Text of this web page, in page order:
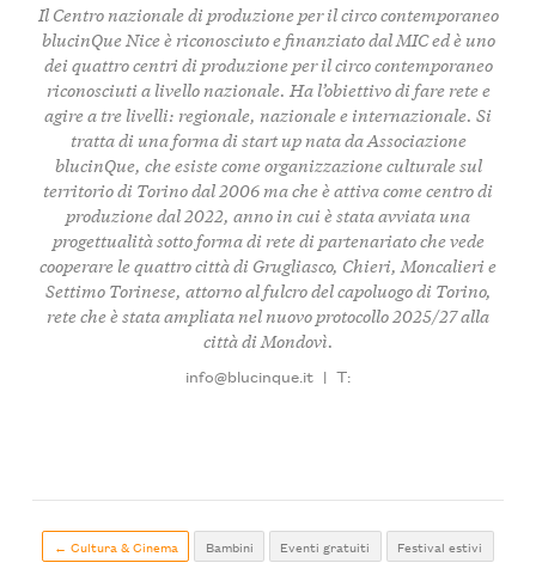
Il Centro nazionale di produzione per il circo contemporaneo
blucinQue Nice è riconosciuto e finanziato dal MIC ed è uno
dei quattro centri di produzione per il circo contemporaneo
riconosciuti a livello nazionale. Ha l’obiettivo di fare rete e
agire a tre livelli: regionale, nazionale e internazionale. Si
tratta di una forma di start up nata da Associazione
blucinQue, che esiste come organizzazione culturale sul
territorio di Torino dal 2006 ma che è attiva come centro di
produzione dal 2022, anno in cui è stata avviata una
progettualità sotto forma di rete di partenariato che vede
cooperare le quattro città di Grugliasco, Chieri, Moncalieri e
Settimo Torinese, attorno al fulcro del capoluogo di Torino,
rete che è stata ampliata nel nuovo protocollo 2025/27 alla
città di Mondovì.
info@blucinque.it | T:
← Cultura & Cinema Bambini Eventi gratuiti Festival estivi